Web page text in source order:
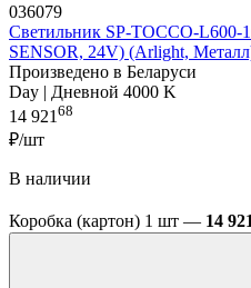
036079
Светильник SP-TOCCO-L600-
SENSOR, 24V) (Arlight,
Произведено в Беларуси
Day | Дневной 4000 K
14 921 68
₽/шт
В наличии
Коробка (картон) 1 шт — 14 921